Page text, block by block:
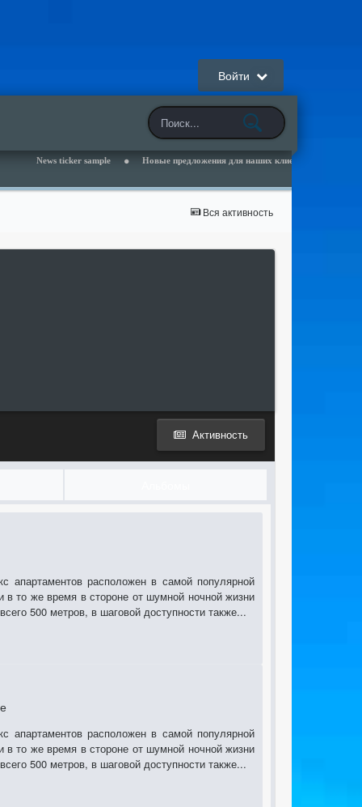
Войти
ticker sample Новые предложения для наших клиентов - читайте раздел
Вся активность
Активность
апартаментов расположен в самой популярной
в то же время в стороне от шумной ночной жизни
500 метров, в шаговой доступности также...
апартаментов расположен в самой популярной
в то же время в стороне от шумной ночной жизни
500 метров, в шаговой доступности также...